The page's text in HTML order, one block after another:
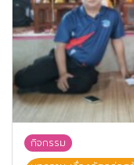
กิจกรรม